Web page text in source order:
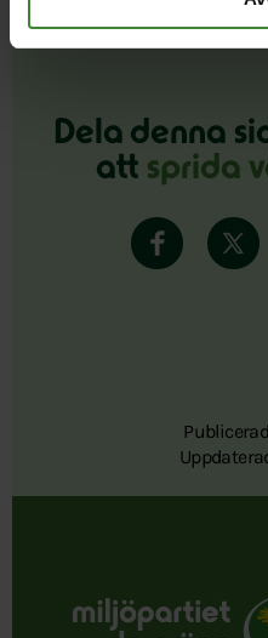
Dela denna
att sprida